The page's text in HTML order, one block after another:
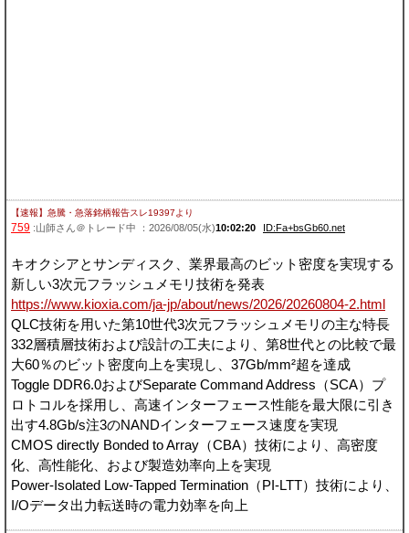
【速報】急騰・急落銘柄報告スレ19397 より
759 :山師さん＠トレード中 ：2026/08/05(水)10:02:20 ID:Fa+bsGb60.net
キオクシアとサンディスク、業界最高のビット密度を実現する
新しい3次元フラッシュメモリ技術を発表
https://www.kioxia.com/ja-jp/about/news/2026/20260804-2.html
QLC技術を用いた第10世代3次元フラッシュメモリの主な特長
332層積層技術および設計の工夫により、第8世代との比較で最
大60％のビット密度向上を実現し、37Gb/mm²超を達成
Toggle DDR6.0およびSeparate Command Address（SCA）プ
ロトコルを採用し、高速インターフェース性能を最大限に引き
出す4.8Gb/s注3のNANDインターフェース速度を実現
CMOS directly Bonded to Array（CBA）技術により、高密度
化、高性能化、および製造効率向上を実現
Power-Isolated Low-Tapped Termination（PI-LTT）技術により、
I/Oデータ出力転送時の電力効率を向上